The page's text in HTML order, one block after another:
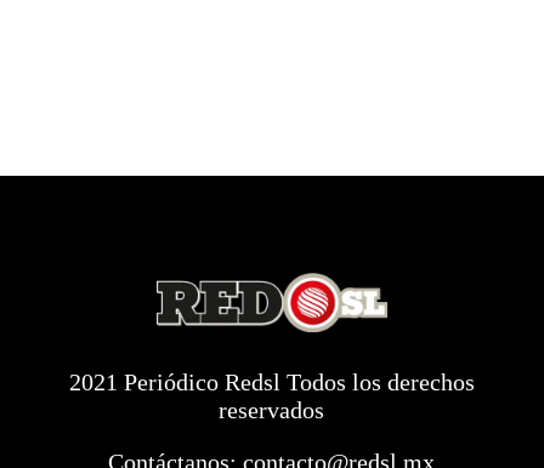
2021 Periódico Redsl Todos los derechos
reservados
Contáctanos:contacto@redsl.mx